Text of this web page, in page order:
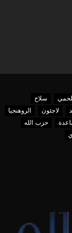
سلاح
لاجئون
الروهنجيا
حزب الله